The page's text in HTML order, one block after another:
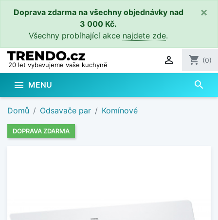
Doprava zdarma na všechny objednávky nad
3 000 Kč.
Všechny probíhající akce najdete zde.
×
20 let vybavujeme vaše kuchyně  shopping_cart (0)
 MENU search
Domů Odsavače par Komínové
DOPRAVA ZDARMA